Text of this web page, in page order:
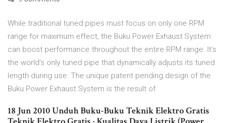
While traditional tuned pipes must focus on only one RPM
range for maximum effect, the Buku Power Exhaust System
can boost performance throughout the entire RPM range. It’s
the world’s only tuned pipe that dynamically adjusts its tuned
length during use. The unique patent pending design of the
Buku Power Exhaust System is the result of
18 Jun 2010 Unduh Buku-Buku Teknik Elektro Gratis